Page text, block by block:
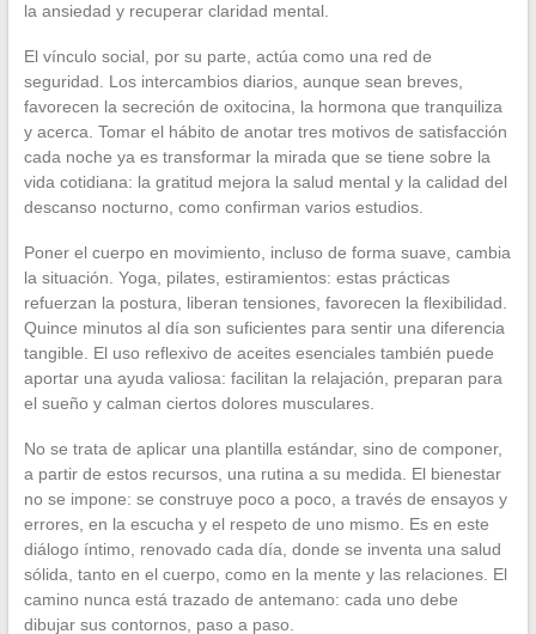
la ansiedad y recuperar claridad mental.
El vínculo social, por su parte, actúa como una red de
seguridad. Los intercambios diarios, aunque sean breves,
favorecen la secreción de oxitocina, la hormona que tranquiliza
y acerca. Tomar el hábito de anotar tres motivos de satisfacción
cada noche ya es transformar la mirada que se tiene sobre la
vida cotidiana: la gratitud mejora la salud mental y la calidad del
descanso nocturno, como confirman varios estudios.
Poner el cuerpo en movimiento, incluso de forma suave, cambia
la situación. Yoga, pilates, estiramientos: estas prácticas
refuerzan la postura, liberan tensiones, favorecen la flexibilidad.
Quince minutos al día son suficientes para sentir una diferencia
tangible. El uso reflexivo de aceites esenciales también puede
aportar una ayuda valiosa: facilitan la relajación, preparan para
el sueño y calman ciertos dolores musculares.
No se trata de aplicar una plantilla estándar, sino de componer,
a partir de estos recursos, una rutina a su medida. El bienestar
no se impone: se construye poco a poco, a través de ensayos y
errores, en la escucha y el respeto de uno mismo. Es en este
diálogo íntimo, renovado cada día, donde se inventa una salud
sólida, tanto en el cuerpo, como en la mente y las relaciones. El
camino nunca está trazado de antemano: cada uno debe
dibujar sus contornos, paso a paso.